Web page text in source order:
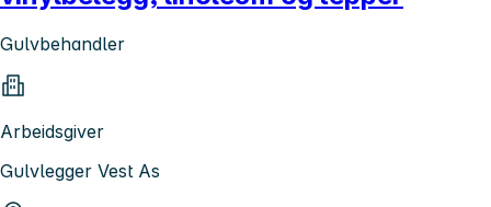
Gulvbehandler
Arbeidsgiver
Gulvlegger Vest As